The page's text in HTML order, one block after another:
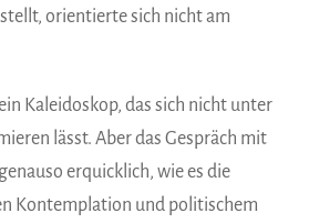
orientierte sich nicht am
Kaleidoskop, das sich nicht unter
lässt. Aber das Gespräch mit
erquicklich, wie es die
Kontemplation und politischem